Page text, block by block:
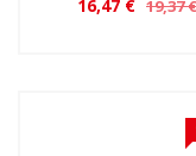
16,47 € 19,37 €